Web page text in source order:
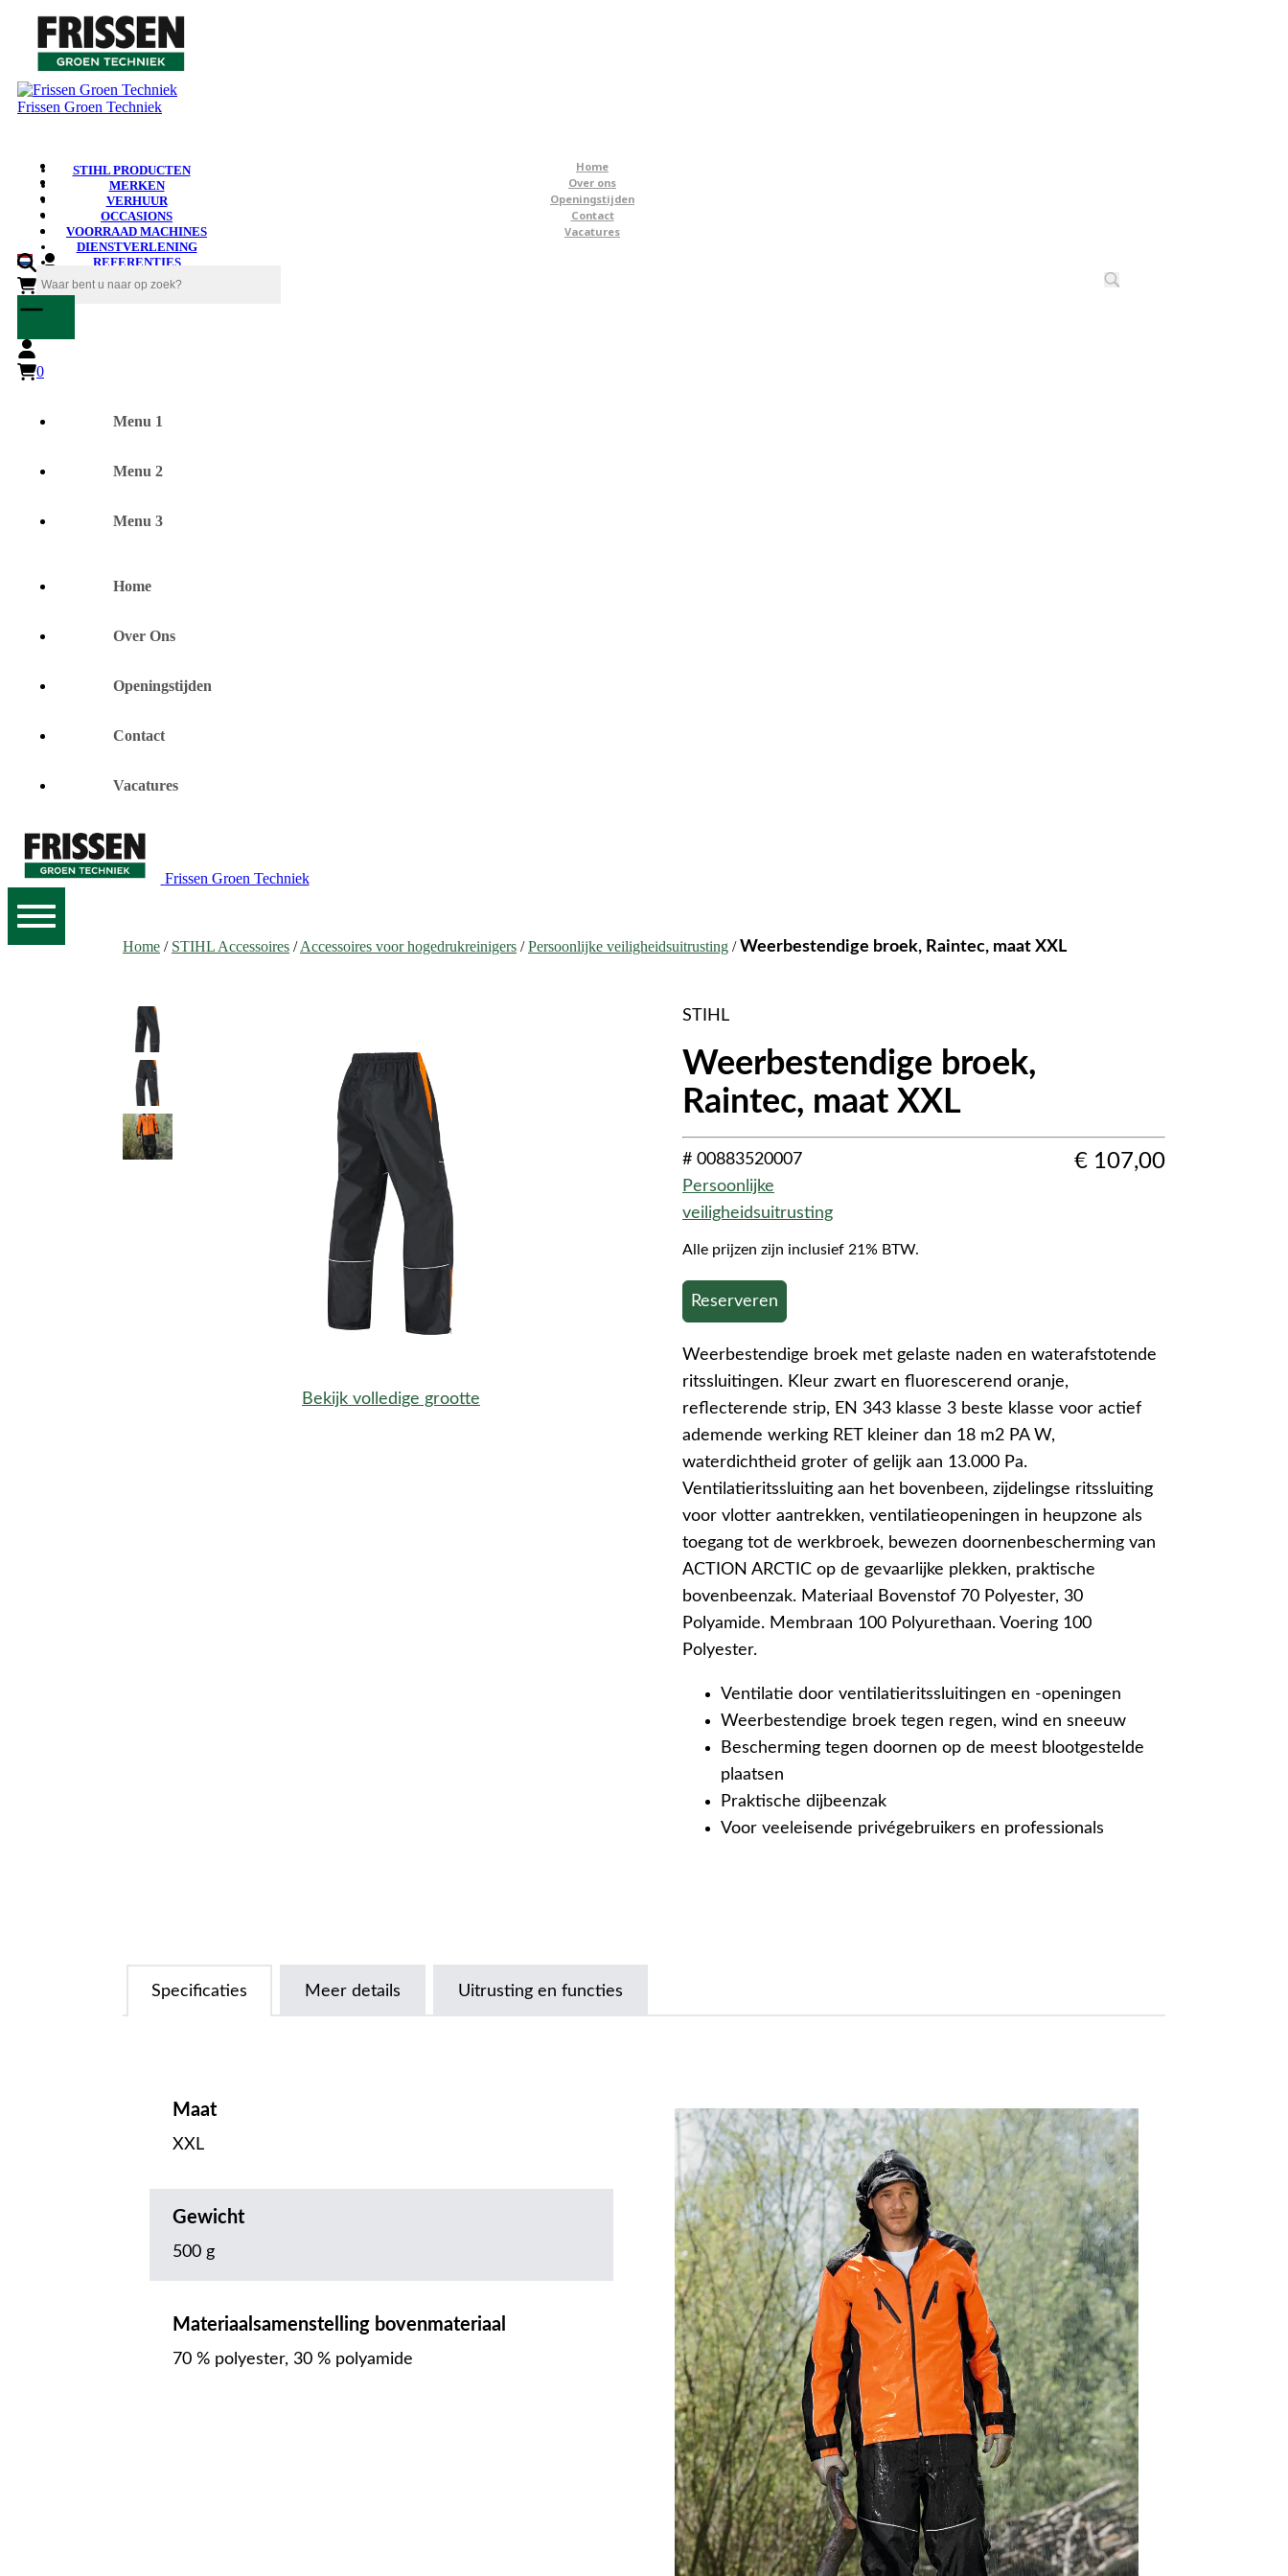
Frissen Groen Techniek
Home
Over ons
Openingstijden
Contact
Vacatures
STIHL PRODUCTEN
MERKEN
VERHUUR
OCCASIONS
VOORRAAD MACHINES
DIENSTVERLENING
REFERENTIES
0
0
Menu 1
Menu 2
Menu 3
Home
Over Ons
Openingstijden
Contact
Vacatures
Frissen Groen Techniek
Home / STIHL Accessoires /Accessoires voor hogedrukreinigers /Persoonlijke veiligheidsuitrusting /Weerbestendige broek, Raintec, maat XXL
Bekijk volledige grootte
STIHL
Weerbestendige broek,
Raintec, maat XXL
# 00883520007
Persoonlijke
veiligheidsuitrusting
€ 107,00
Alle prijzen zijn inclusief 21% BTW.
Reserveren
Weerbestendige broek met gelaste naden en waterafstotende
ritssluitingen. Kleur zwart en fluorescerend oranje,
reflecterende strip, EN 343 klasse 3 beste klasse voor actief
ademende werking RET kleiner dan 18 m2 PA W,
waterdichtheid groter of gelijk aan 13.000 Pa.
Ventilatieritssluiting aan het bovenbeen, zijdelingse ritssluiting
voor vlotter aantrekken, ventilatieopeningen in heupzone als
toegang tot de werkbroek, bewezen doornenbescherming van
ACTION ARCTIC op de gevaarlijke plekken, praktische
bovenbeenzak. Materiaal Bovenstof 70 Polyester, 30
Polyamide. Membraan 100 Polyurethaan. Voering 100
Polyester.
Ventilatie door ventilatieritssluitingen en -openingen
Weerbestendige broek tegen regen, wind en sneeuw
Bescherming tegen doornen op de meest blootgestelde
plaatsen
Praktische dijbeenzak
Voor veeleisende privégebruikers en professionals
Specificaties Meer details Uitrusting en functies
Maat
XXL
Gewicht
500 g
Materiaalsamenstelling bovenmateriaal
70 % polyester, 30 % polyamide